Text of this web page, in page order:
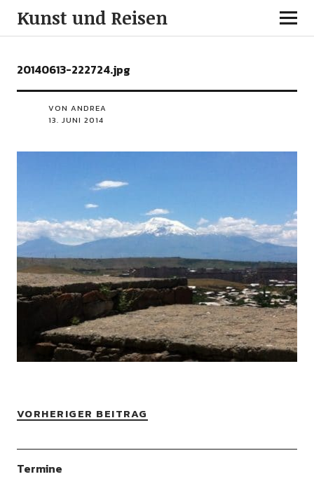
Kunst und Reisen
20140613-222724.jpg
VON ANDREA
13. JUNI 2014
VORHERIGER BEITRAG
Termine